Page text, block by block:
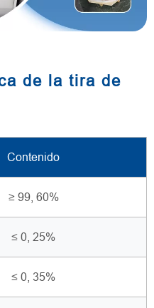
de la tira de
Contenido
≥ 99, 60%
≤ 0, 25%
≤ 0, 35%